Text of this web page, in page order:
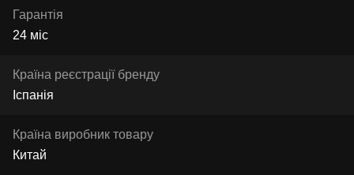
Гарантія
24 міс
Країна реєстрації бренду
Іспанія
Країна виробник товару
Китай